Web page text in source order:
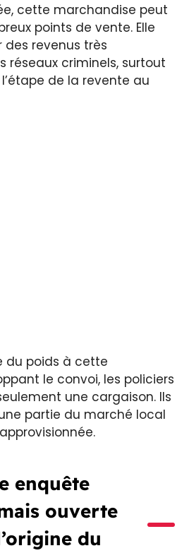
cette marchandise peut
points de vente. Elle
revenus très
réseaux criminels, surtout
de la revente au
du poids à cette
le convoi, les policiers
une cargaison. Ils
partie du marché local
enquête
ouverte
du